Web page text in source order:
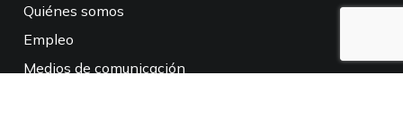
Quiénes somos
Empleo
Medios de comunicación